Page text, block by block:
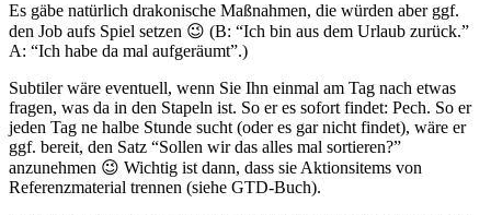
Es gäbe natürlich drakonische Maßnahmen, die würden aber ggf.
den Job aufs Spiel setzen 😉 (B: “Ich bin aus dem Urlaub zurück.”
A: “Ich habe da mal aufgeräumt”.)
Subtiler wäre eventuell, wenn Sie Ihn einmal am Tag nach etwas
fragen, was da in den Stapeln ist. So er es sofort findet: Pech. So er
jeden Tag ne halbe Stunde sucht (oder es gar nicht findet), wäre er
ggf. bereit, den Satz “Sollen wir das alles mal sortieren?”
anzunehmen 😉 Wichtig ist dann, dass sie Aktionsitems von
Referenzmaterial trennen (siehe GTD-Buch).